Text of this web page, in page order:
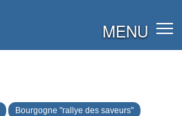
MENU
Bourgogne "rallye des saveurs"